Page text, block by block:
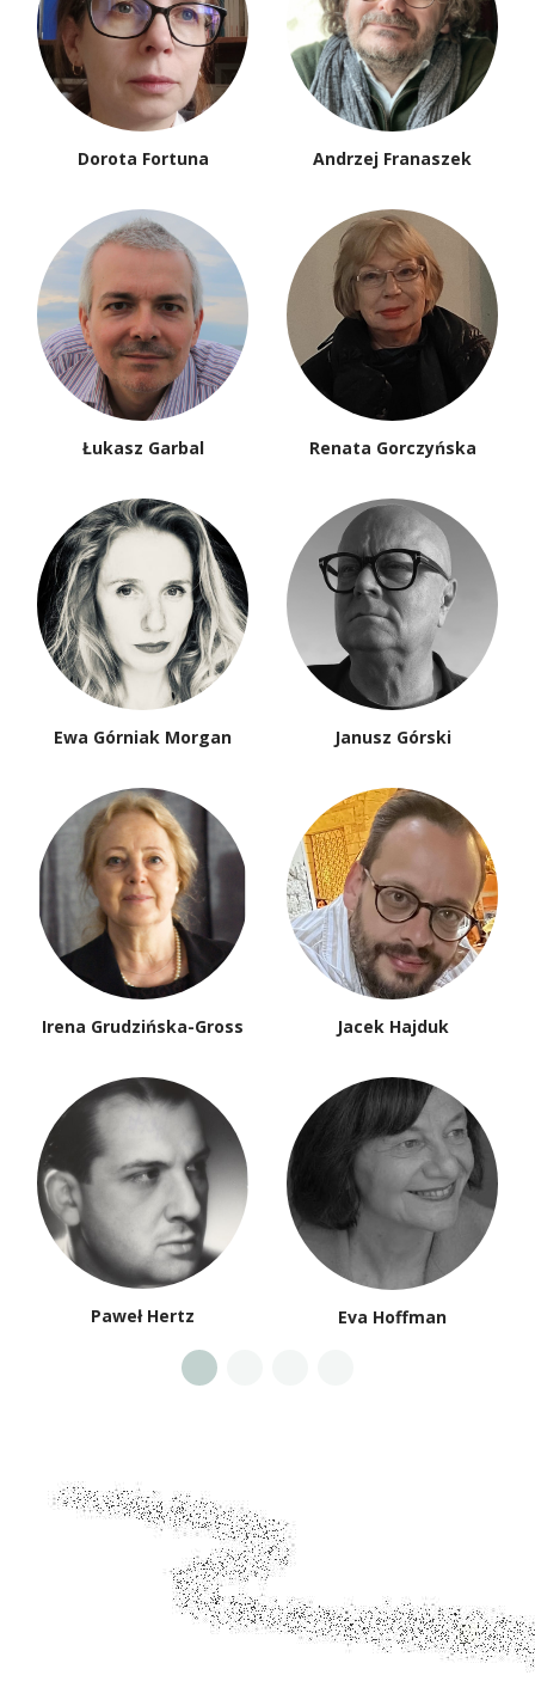
Dorota Fortuna Andrzej Franaszek
Łukasz Garbal Renata Gorczyńska
Ewa Górniak Morgan Janusz Górski
Irena Grudzińska-Gross Jacek Hajduk
Paweł Hertz Eva Hoffman